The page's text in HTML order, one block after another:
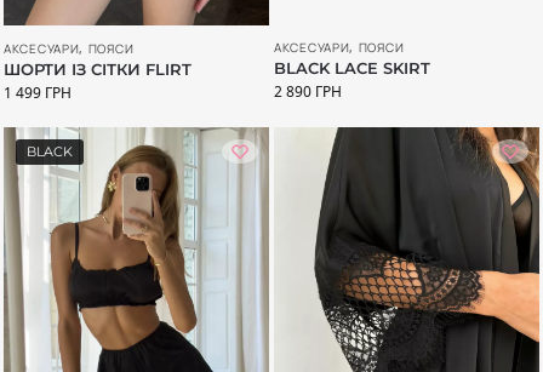
АКСЕСУАРИ, ПОЯСИ
ШОРТИ ІЗ СІТКИ FLIRT
1 499 ГРН
АКСЕСУАРИ, ПОЯСИ
BLACK LACE SKIRT
2 890 ГРН
BLACK